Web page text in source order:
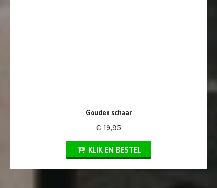
Gouden schaar
€ 19,95
KLIK EN BESTEL